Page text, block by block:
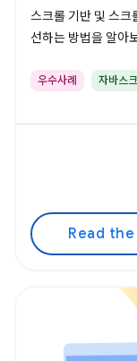
스크롤 기반 및 스크
선하는 방법을 알아
우수사례 자바스
Read